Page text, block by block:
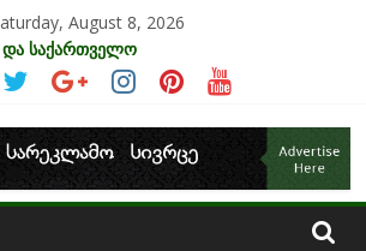
August 8, 2026
საქართველო
ტურიზმის ინდუსტრიაზე
და ეკონომიკის ურთიერთკავშირი
სტატუსის ეკონომიკური სარგებელი
ბაზარი საქართველოში